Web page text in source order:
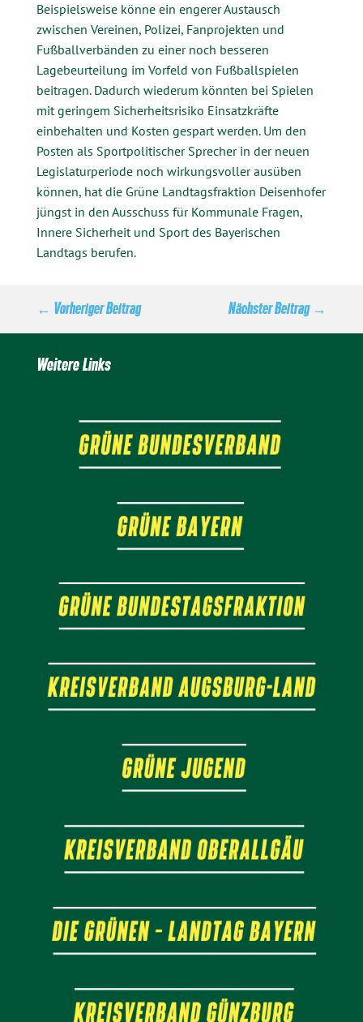
Beispielsweise könne ein engerer Austausch
zwischen Vereinen, Polizei, Fanprojekten und
Fußballverbänden zu einer noch besseren
Lagebeurteilung im Vorfeld von Fußballspielen
beitragen. Dadurch wiederum könnten bei Spielen
mit geringem Sicherheitsrisiko Einsatzkräfte
einbehalten und Kosten gespart werden. Um den
Posten als Sportpolitischer Sprecher in der neuen
Legislaturperiode noch wirkungsvoller ausüben
können, hat die Grüne Landtagsfraktion Deisenhofer
jüngst in den Ausschuss für Kommunale Fragen,
Innere Sicherheit und Sport des Bayerischen
Landtags berufen.
← Vorheriger Beitrag Nächster Beitrag→
Weitere Links